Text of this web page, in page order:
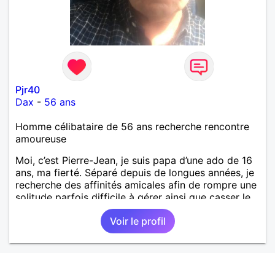
Pjr40
Dax - 56 ans
Homme célibataire de 56 ans recherche rencontre
amoureuse
Moi, c’est Pierre-Jean, je suis papa d’une ado de 16
ans, ma fierté. Séparé depuis de longues années, je
recherche des affinités amicales afin de rompre une
solitude parfois difficile à gérer ainsi que casser le
vague à l’âme. L’amitié reste extrêmement
importante à mes yeux mais peut se décliner en des
sentiments plus puissants. « Le temps fera son
œuvre » disait Arthur Schopenhauer, philosophe
Voir le profil